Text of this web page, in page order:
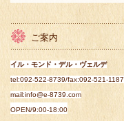
ご案内
イル・モンド・デル・ヴェルデ
tel:092-522-8739/fax:092-521-1187
mail:info@e-8739.com
OPEN/9:00-18:00